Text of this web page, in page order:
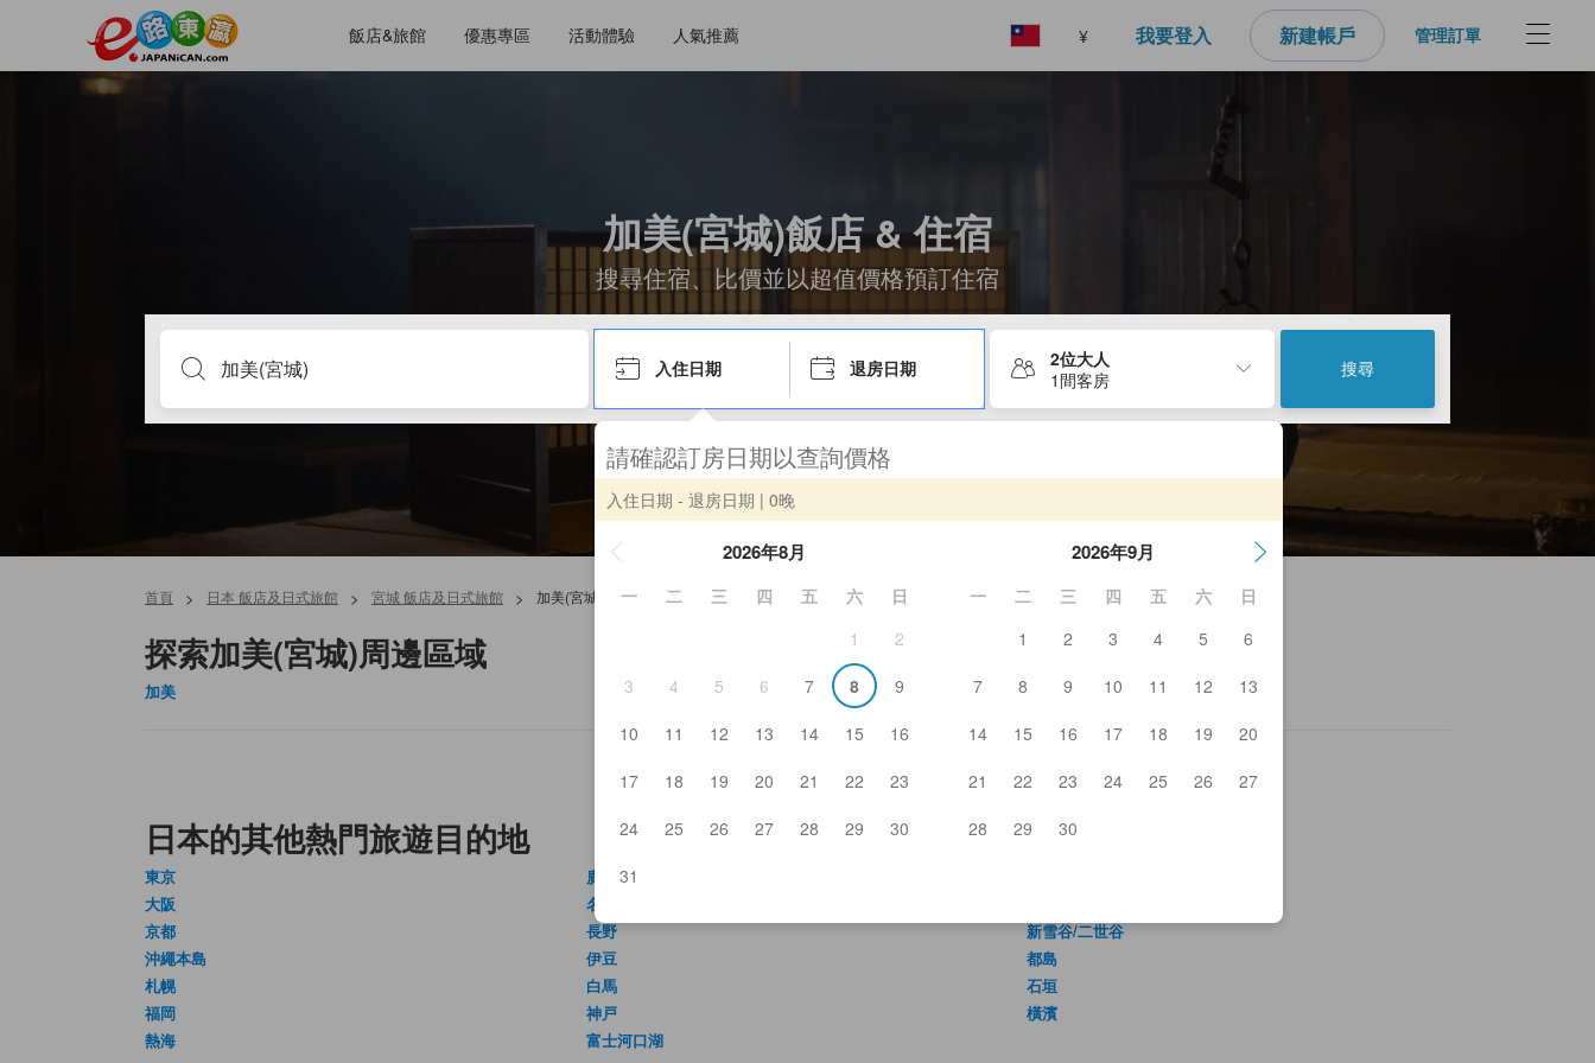
飯店&旅館 優惠專區 活動體驗 人氣推薦 ¥ 我要登入 新建帳戶 管理訂單
加美(宮城)飯店 & 住宿
搜尋住宿、比價並以超值價格預訂住宿
入住日期 退房日期
2位大人
1間客房
搜尋
請確認訂房日期以查詢價格
入住日期 - 退房日期 | 0晚
2026年8月
一 二 三 四 五 六
日
1
2
3
4 5 6 7 8
9
10
11 12 13 14 15
16
17
18 19 20 21 22
23
24
25 26 27 28 29
30
31
2026年9月
一 二 三 四 五 六
日
1
2 3 4 5
6
7
8 9 10 11 12
13
14
15 16 17 18 19
20
21
22 23 24 25 26
27
28
29 30
首頁 > 日本 飯店及日式旅館 > 宮城 飯店及日式旅館 > 加美(宮城)
探索加美(宮城)周邊區域
加美
日本的其他熱門旅遊目的地
東京
大阪
京都
沖繩本島
札幌
福岡
熱海
廣島
名古屋
長野
伊豆
白馬
神戸
富士河口湖
新雪谷/二世谷
都島
石垣
橫濱